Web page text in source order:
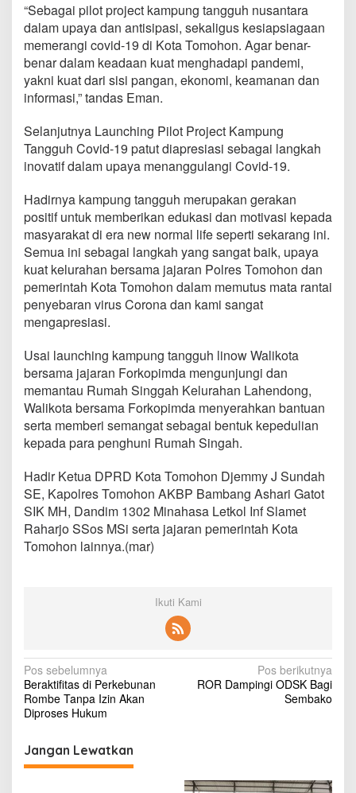
J
a
d
i
P
i
t
P
r
o
e
c
t
P
e
r
a
n
g
a
n
d
e
m
i
C
O
I
D
-
1
9
“Sebagai pilot project kampung tangguh nusantara
dalam upaya dan antisipasi, sekaligus kesiapsiagaan
memerangi covid-19 di Kota Tomohon. Agar benar-
benar dalam keadaan kuat menghadapi pandemi,
yakni kuat dari sisi pangan, ekonomi, keamanan dan
informasi,” tandas Eman.
Selanjutnya Launching Pilot Project Kampung
Tangguh Covid-19 patut diapresiasi sebagai langkah
inovatif dalam upaya menanggulangi Covid-19.
Hadirnya kampung tangguh merupakan gerakan
positif untuk memberikan edukasi dan motivasi kepada
masyarakat di era new normal life seperti sekarang ini.
Semua ini sebagai langkah yang sangat baik, upaya
kuat kelurahan bersama jajaran Polres Tomohon dan
pemerintah Kota Tomohon dalam memutus mata rantai
penyebaran virus Corona dan kami sangat
mengapresiasi.
Usai launching kampung tangguh linow Walikota
bersama jajaran Forkopimda mengunjungi dan
memantau Rumah Singgah Kelurahan Lahendong,
Walikota bersama Forkopimda menyerahkan bantuan
serta memberi semangat sebagai bentuk kepedulian
kepada para penghuni Rumah Singah.
Hadir Ketua DPRD Kota Tomohon Djemmy J Sundah
SE, Kapolres Tomohon AKBP Bambang Ashari Gatot
SIK MH, Dandim 1302 Minahasa Letkol Inf Slamet
Raharjo SSos MSi serta jajaran pemerintah Kota
Tomohon lainnya.(mar)
Ikuti Kami
N
a
v
i
g
Pos sebelumnya
Beraktifitas di Perkebunan
Rombe Tanpa Izin Akan
Diproses Hukum
Pos berikutnya
ROR Dampingi ODSK Bagi
Sembako
Jangan Lewatkan